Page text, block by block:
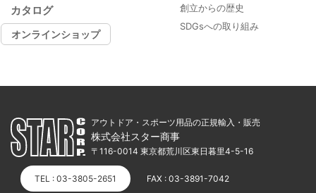
カタログ
オンラインショップ
創立からの歴史
SDGsへの取り組み
アウトドア・スポーツ用品の正規輸入・販売
株式会社スター商事
〒116-0014 東京都荒川区東日暮里4-5-16
TEL : 03-3805-2651 FAX : 03-3891-7042